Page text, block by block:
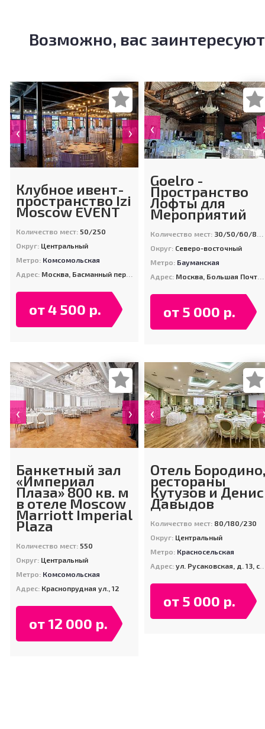
Возможно, вас заинтересуют
‹ ›
Клубное ивент-
пространство Izi
Moscow EVENT
Количество мест: 50/250
Округ: Центральный
Метро: Комсомольская
Адрес: Москва, Басманный пер-к, д. 8, стр. 1
от 4 500 р.
‹
Goelro -
Пространство
Лофты для
Мероприятий
Количество мест: 30/50/60/80/100/100/200
Округ: Северо-восточный
Метро: Бауманская
Адрес: Москва, Большая Почтовая ул., 40, стр. 7
от 5 000 р.
‹ ›
Банкетный зал
«Империал
Плаза» 800 кв. м
в отеле Moscow
Marriott Imperial
Plaza
Количество мест: 550
Округ: Центральный
Метро: Комсомольская
Адрес: Краснопрудная ул., 12
от 12 000 р.
‹
Отель Бородино,
рестораны
Кутузов и Денис
Давыдов
Количество мест: 80/180/230
Округ: Центральный
Метро: Красносельская
Адрес: ул. Русаковская, д. 13, стр. 5
от 5 000 р.